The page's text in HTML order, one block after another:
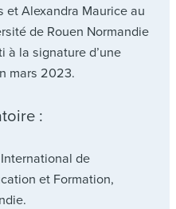
et Alexandra Maurice au
de Rouen Normandie
la signature d’une
mars 2023.
:
de
et Formation,